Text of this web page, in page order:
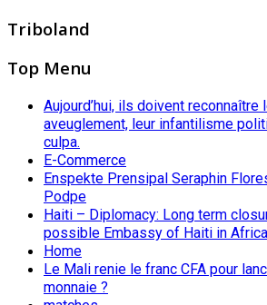
Triboland
Top Menu
Aujourd’hui, ils doivent reconnaître
aveuglement, leur infantilisme
culpa.
E-Commerce
Enspekte Prensipal Seraphin
Podpe
Haiti – Diplomacy: Long term
possible Embassy of Haiti in Africa
Home
Le Mali renie le franc CFA pour
monnaie ?